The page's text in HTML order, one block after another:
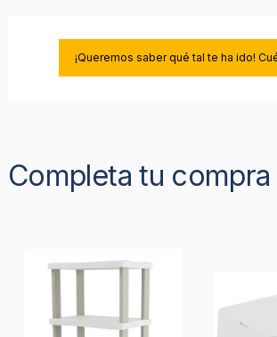
¡Queremos saber qué tal te ha ido!
Completa tu compra